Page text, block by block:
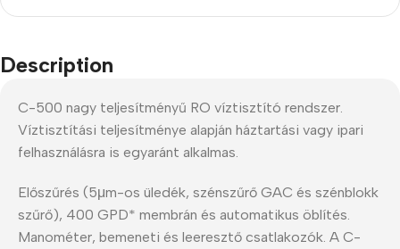
Description
C-500 nagy teljesítményű RO víztisztító rendszer.
Víztisztítási teljesítménye alapján háztartási vagy ipari
felhasználásra is egyaránt alkalmas.
Előszűrés (5μm-os üledék, szénszűrő GAC és szénblokk
szűrő), 400 GPD* membrán és automatikus öblítés.
Manométer, bemeneti és leeresztő csatlakozók. A C-